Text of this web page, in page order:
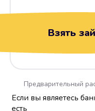
Взять
Если вы являетесь
есть
Предварительный